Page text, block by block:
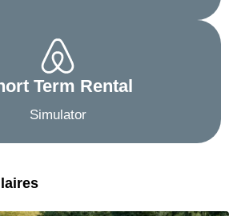
Term Rental
Simulator